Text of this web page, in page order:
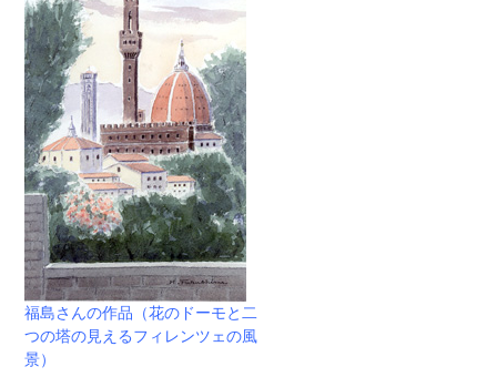
福島さんの作品（花のドーモと二
つの塔の見えるフィレンツェの風
景）